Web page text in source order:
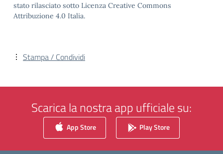
stato rilasciato sotto Licenza Creative Commons
Attribuzione 4.0 Italia.
Stampa / Condividi
Scarica la nostra app ufficiale su:
App Store Play Store